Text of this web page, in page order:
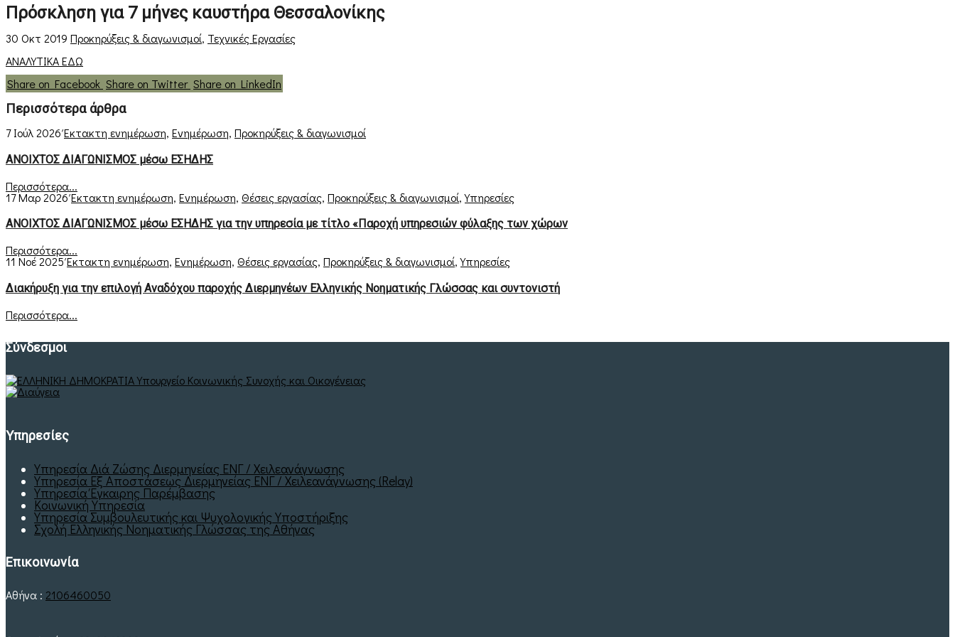
Πρόσκληση για 7 μήνες καυστήρα Θεσσαλονίκης
30 Οκτ 2019 Προκηρύξεις & διαγωνισμοί, Τεχνικές Εργασίες
ΑΝΑΛΥΤΙΚΑ ΕΔΩ
Share on Facebook Share on Twitter Share on LinkedIn
Περισσότερα άρθρα
7 Ιούλ 2026 Έκτακτη ενημέρωση, Ενημέρωση, Προκηρύξεις & διαγωνισμοί
ΑΝΟΙΧΤΟΣ ΔΙΑΓΩΝΙΣΜΟΣ μέσω ΕΣΗΔΗΣ
Περισσότερα...
17 Μαρ 2026 Έκτακτη ενημέρωση, Ενημέρωση, Θέσεις εργασίας, Προκηρύξεις & διαγωνισμοί,Υπηρεσίες
ΑΝΟΙΧΤΟΣ ΔΙΑΓΩΝΙΣΜΟΣ μέσω ΕΣΗΔΗΣ για την υπηρεσία με τίτλο «Παροχή υπηρεσιών φύλαξης των χώρων
Περισσότερα...
11 Νοέ 2025 Έκτακτη ενημέρωση, Ενημέρωση, Θέσεις εργασίας, Προκηρύξεις & διαγωνισμοί,Υπηρεσίες
Διακήρυξη για την επιλογή Αναδόχου παροχής Διερμηνέων Ελληνικής Νοηματικής Γλώσσας και συντονιστή
Περισσότερα...
Σύνδεσμοι
Υπηρεσίες
Υπηρεσία Διά Ζώσης Διερμηνείας ΕΝΓ / Χειλεανάγνωσης
Υπηρεσία Εξ Αποστάσεως Διερμηνείας ΕΝΓ / Χειλεανάγνωσης (Relay)
Υπηρεσία Έγκαιρης Παρέμβασης
Κοινωνική Υπηρεσία
Υπηρεσία Συμβουλευτικής και Ψυχολογικής Υποστήριξης
Σχολή Ελληνικής Νοηματικής Γλώσσας της Αθήνας
Επικοινωνία
Αθήνα : 2106460050